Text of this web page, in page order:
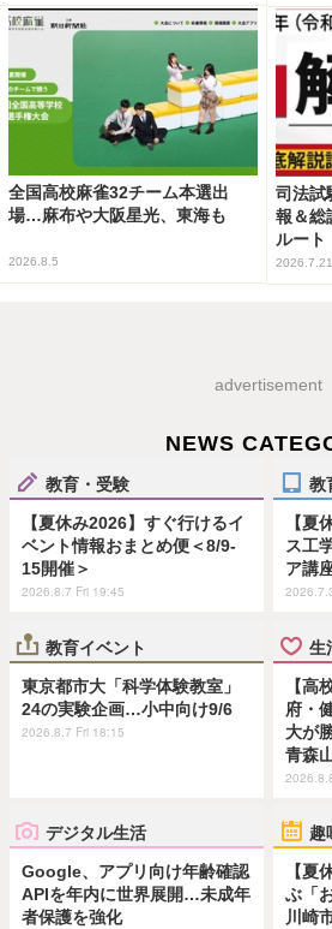
全国高校麻雀32チーム本選出
場…麻布や大阪星光、東海も
2026.8.5
司法試
報＆総
ルート
2026.7.21
advertisement
NEWS
教育・受験
【夏休み2026】すぐ行けるイ
ベント情報おまとめ便＜8/9-
15開催＞
2026.8.7 Fri 19:45
教
【夏
ス工
ア講
教育イベント
東京都市大「科学体験教室」
24の実験企画…小中向け9/6
2026.8.7 Fri 18:15
生
【高
府・
大が
青森
デジタル生活
Google、アプリ向け年齢確認
APIを年内に世界展開…未成年
者保護を強化
趣
【夏
ぶ「
川崎